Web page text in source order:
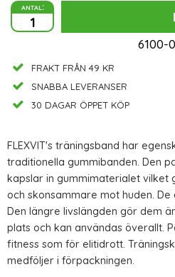
antal:
6100-
FRAKT FRÅN 49 KR
SNABBA LEVERANSER
30 DAGAR ÖPPET KÖP
FLEXVIT's träningsband har
traditionella gummibanden. Den
kapslar in gummimaterialet vilket
och skonsammare mot huden.
Den längre livslängden gör dem
plats och kan användas överallt.
fitness som för elitidrott.
medföljer i förpackningen.